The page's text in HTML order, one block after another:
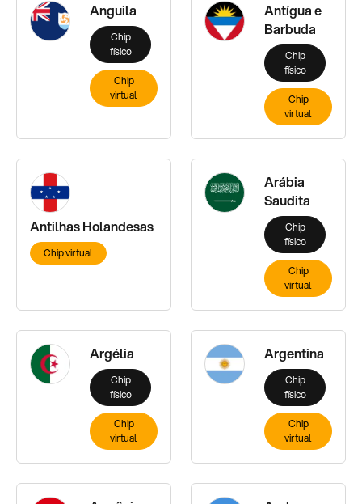
Anguila
Chip
físico
Chip
virtual
Antígua e
Barbuda
Chip
físico
Chip
virtual
Antilhas Holandesas
Chip virtual
Arábia
Saudita
Chip
físico
Chip
virtual
Argélia
Chip
físico
Chip
virtual
Argentina
Chip
físico
Chip
virtual